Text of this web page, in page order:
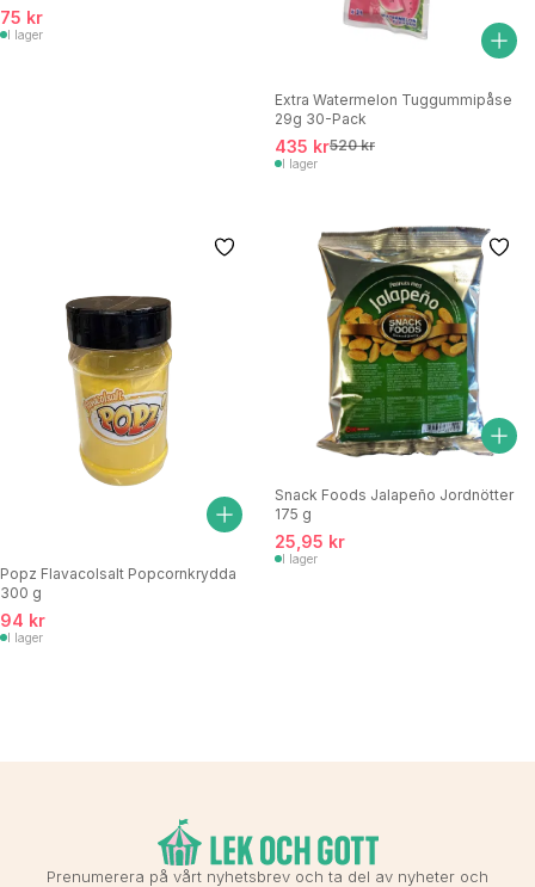
75 kr
I lager
Extra Watermelon Tuggummipåse
29g 30-Pack
435 kr520 kr
I lager
Popz Flavacolsalt Popcornkrydda
300 g
94 kr
I lager
Snack Foods Jalapeño Jordnötter
175 g
25,95 kr
I lager
Prenumerera på vårt nyhetsbrev och ta del av nyheter och